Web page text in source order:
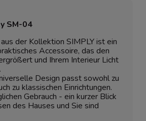
SM-04
der Kollektion SIMPLY ist ein
Accessoire, das den
und Ihrem Interieur Licht
Design passt sowohl zu
zu klassischen Einrichtungen.
Gebrauch - ein kurzer Blick
des Hauses und Sie sind